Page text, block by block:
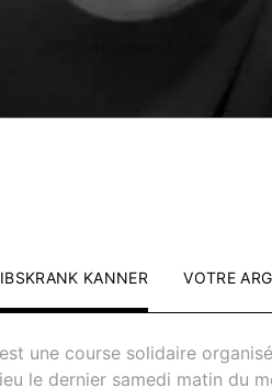
KANNER VOTRE
une course solidaire
le dernier samedi matin du